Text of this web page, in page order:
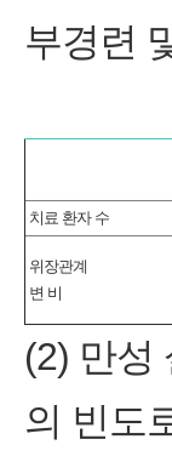
부경련
치료 환자 수
위장관계
변 비
(2) 만성
의 빈도